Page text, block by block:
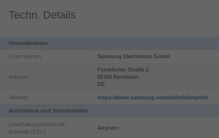
Gameplay - beim Kauf eines teilnehmenden Geräts
Auswahl an Streaming-Inhalten zur Verfügung.
Und mit Blacknut spielst du Videospiele so
einfach, wie du Filme streamst - direkt auf deinem
Techn. Details
Herstellerdaten
Unternehmen Samsung Electronics GmbH
Adresse
Frankfurter Straße 2
65760 Eschborn
DE
Website https://www.samsung.com/de/info/imprint/
Anschlüsse und Schnittstellen
Unterhaltungselektronik-
Kontrolle (CEC)
Anynet+